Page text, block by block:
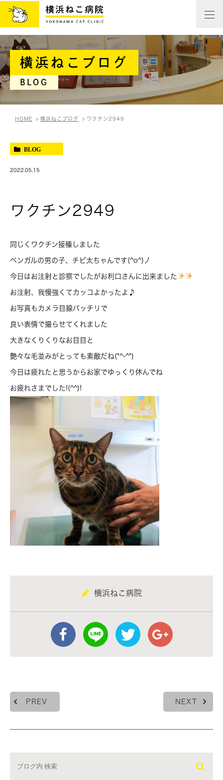
横浜ねこブログ
BLOG
HOME 横浜ねこブログ ワクチン2949
BLOG
2022.05.15
ワクチン2949
同じくワクチン接種しました
ベンガルの男の子、チビ太ちゃんです(^o^)丿
今日はお注射と診察でしたがお利口さんに出来ました
お注射、我慢強くてカッコよかったよ♪
お写真もカメラ目線バッチリで
良い表情で撮らせてくれました
大きなくりくりなお目目と
艶々な毛並みがとっても素敵だね(*^-^*)
今日は疲れたと思うからお家でゆっくり休んでね
お疲れさまでした!(^^)!
横浜ねこ病院
PREV NEXT